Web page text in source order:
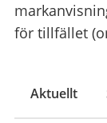
för tillfället
Aktuellt